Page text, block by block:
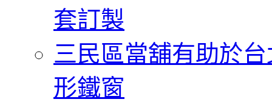
套訂製
三民區當舖有助於
形鐵窗